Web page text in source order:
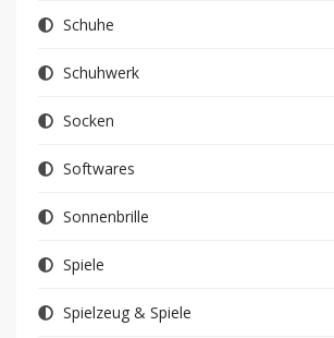
Schuhe
Schuhwerk
Socken
Softwares
Sonnenbrille
Spiele
Spielzeug & Spiele